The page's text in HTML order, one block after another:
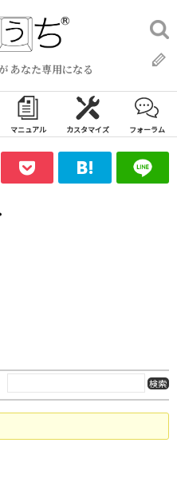
あなた専用になる
検
索:
マニュアル カスタマイズ フォーラム